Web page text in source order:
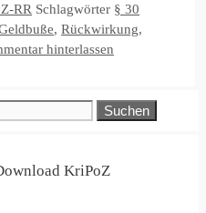
RR Schlagwörter § 30
, Rückwirkung,
hinterlassen
KriPoZ